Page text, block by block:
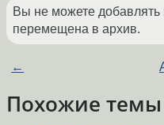
Вы не можете добавлять
перемещена в архив.
←
Похожие темы